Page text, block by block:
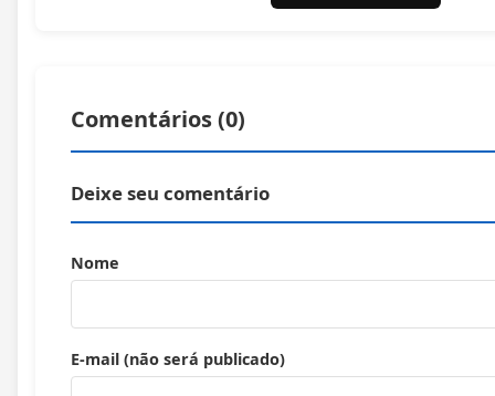
Comentários (0)
Deixe seu comentário
Nome
E-mail (não será publicado)